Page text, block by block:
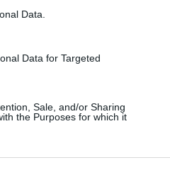
Data.
Data for Targeted
Sale, and/or Sharing
the Purposes for which it
látszanak a pozitív